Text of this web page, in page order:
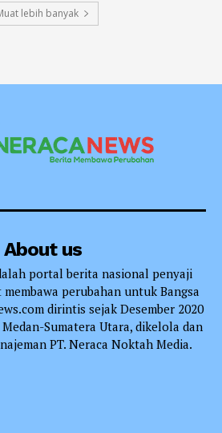
lebih banyak
About us
portal berita nasional penyaji
perubahan untuk Bangsa
dirintis sejak Desember 2020
Sumatera Utara, dikelola dan
PT. Neraca Noktah Media.